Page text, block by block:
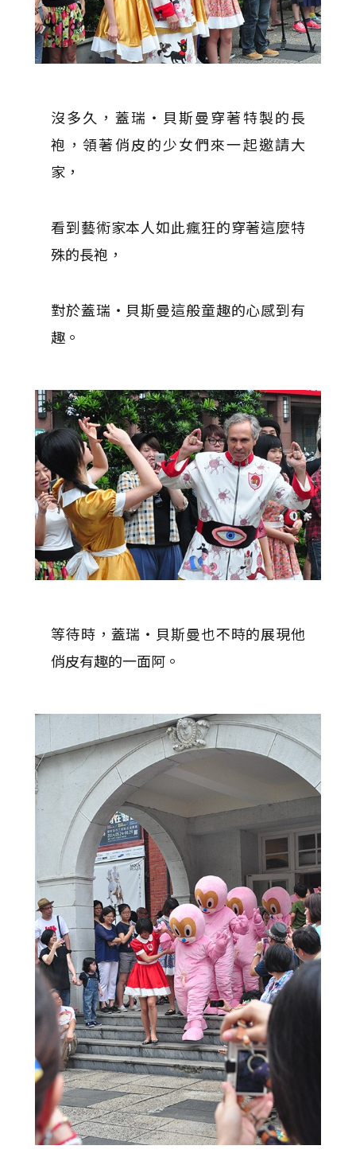
沒多久，蓋瑞‧貝斯曼穿著特製的長
袍，領著俏皮的少女們來一起邀請大
家，
看到藝術家本人如此瘋狂的穿著這麼特
殊的長袍，
對於蓋瑞‧貝斯曼這般童趣的心感到有
趣。
等待時，蓋瑞‧貝斯曼也不時的展現他
俏皮有趣的一面阿。